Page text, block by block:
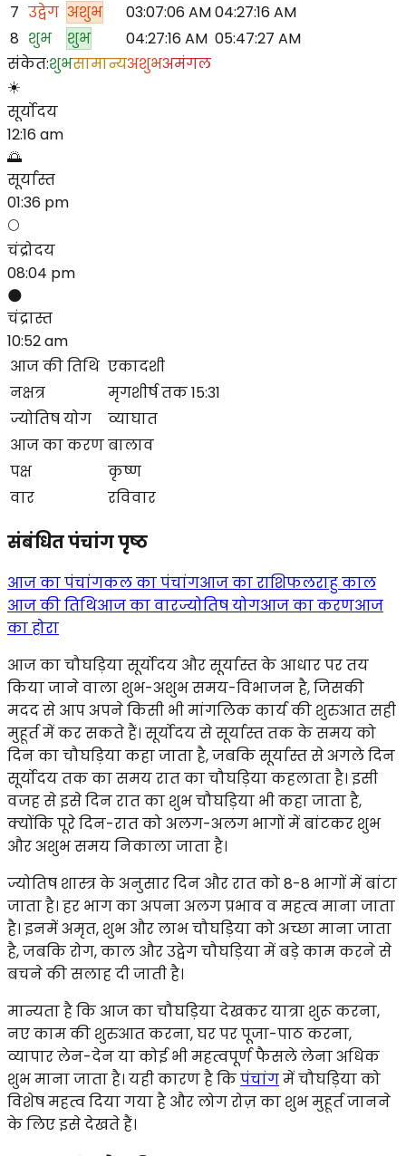
7 उद्वेग अशुभ 03:07:06 AM04:27:16 AM
8 शुभ शुभ 04:27:16 AM 05:47:27 AM
संकेत:शुभसामान्यअशुभअमंगल
☀️
सूर्योदय
12:16 am
🌅
सूर्यास्त
01:36 pm
🌕
चंद्रोदय
08:04 pm
🌑
चंद्रास्त
10:52 am
आज की तिथि एकादशी
नक्षत्र
मृगशीर्ष तक 15:31
ज्योतिष योग
व्याघात
आज का करणबालाव
पक्ष
कृष्ण
वार
रविवार
संबंधित पंचांग पृष्ठ
आज का पंचांगकल का पंचांगआज का राशिफलराहु काल
आज की तिथिआज का वारज्योतिष योगआज का करणआज
का होरा
आज का चौघड़िया सूर्योदय और सूर्यास्त के आधार पर तय
किया जाने वाला शुभ-अशुभ समय-विभाजन है, जिसकी
मदद से आप अपने किसी भी मांगलिक कार्य की शुरुआत सही
मुहूर्त में कर सकते हैं। सूर्योदय से सूर्यास्त तक के समय को
दिन का चौघड़िया कहा जाता है, जबकि सूर्यास्त से अगले दिन
सूर्योदय तक का समय रात का चौघड़िया कहलाता है। इसी
वजह से इसे दिन रात का शुभ चौघड़िया भी कहा जाता है,
क्योंकि पूरे दिन-रात को अलग-अलग भागों में बांटकर शुभ
और अशुभ समय निकाला जाता है।
ज्योतिष शास्त्र के अनुसार दिन और रात को 8-8 भागों में बांटा
जाता है। हर भाग का अपना अलग प्रभाव व महत्व माना जाता
है। इनमें अमृत, शुभ और लाभ चौघड़िया को अच्छा माना जाता
है, जबकि रोग, काल और उद्वेग चौघड़िया में बड़े काम करने से
बचने की सलाह दी जाती है।
मान्यता है कि आज का चौघड़िया देखकर यात्रा शुरू करना,
नए काम की शुरुआत करना, घर पर पूजा-पाठ करना,
व्यापार लेन-देन या कोई भी महत्वपूर्ण फैसले लेना अधिक
शुभ माना जाता है। यही कारण है किपंचांगमें चौघड़िया को
विशेष महत्व दिया गया है और लोग रोज़ का शुभ मुहूर्त जानने
के लिए इसे देखते हैं।